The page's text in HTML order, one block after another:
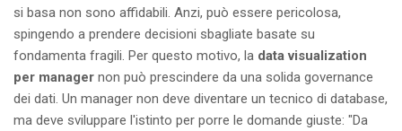
si basa non sono affidabili. Anzi, può essere pericolosa,
spingendo a prendere decisioni sbagliate basate su
fondamenta fragili. Per questo motivo, la data visualization
per manager non può prescindere da una solida governance
dei dati. Un manager non deve diventare un tecnico di database,
ma deve sviluppare l'istinto per porre le domande giuste: "Da